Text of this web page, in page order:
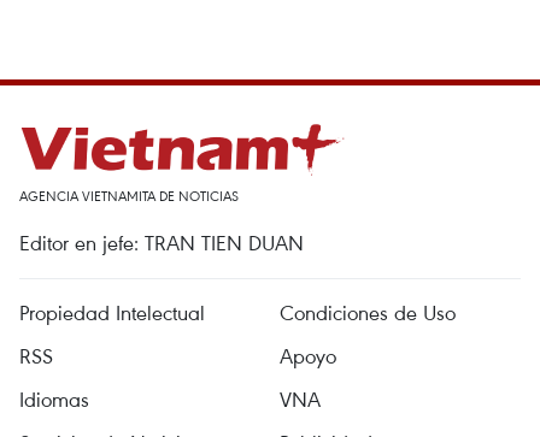
AGENCIA VIETNAMITA DE NOTICIAS
Editor en jefe: TRAN TIEN DUAN
Propiedad Intelectual
Condiciones de Uso
RSS
Apoyo
Idiomas
VNA